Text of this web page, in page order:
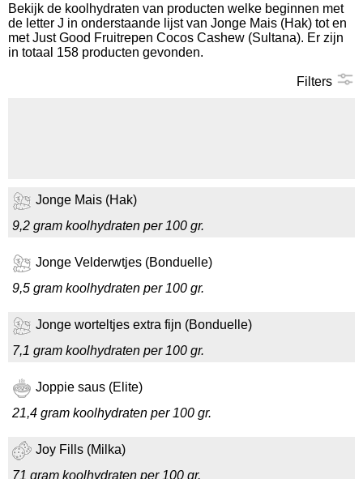
Koolhydraten tellen
Bekijk de koolhydraten van producten welke beginnen met
de letter J in onderstaande lijst van Jonge Mais (Hak) tot en
met Just Good Fruitrepen Cocos Cashew (Sultana). Er zijn
in totaal 158 producten gevonden.
Filters
Jonge Mais (Hak)
9,2 gram koolhydraten per 100 gr.
Jonge Velderwtjes (Bonduelle)
9,5 gram koolhydraten per 100 gr.
Jonge worteltjes extra fijn (Bonduelle)
7,1 gram koolhydraten per 100 gr.
Joppie saus (Elite)
21,4 gram koolhydraten per 100 gr.
Joy Fills (Milka)
71 gram koolhydraten per 100 gr.